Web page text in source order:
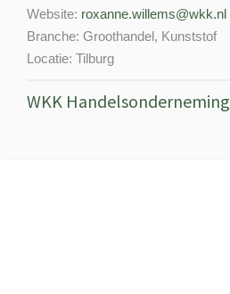
Website: roxanne.willems@wkk.nl
Branche: Groothandel, Kunststof
Locatie: Tilburg
WKK Handelsonderneming